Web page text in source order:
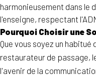
harmonieusement dans le
l'enseigne, respectant
Pourquoi Choisir une
Que vous soyez un habitué
restaurateur de passage,
l'avenir de la